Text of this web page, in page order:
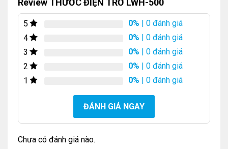
Review THƯỚC ĐIỆN TRỞ LWH-500
5 0% | 0 đánh giá
4
0% | 0 đánh giá
3
0% | 0 đánh giá
2
0% | 0 đánh giá
1
0% | 0 đánh giá
ĐÁNH GIÁ NGAY
Chưa có đánh giá nào.